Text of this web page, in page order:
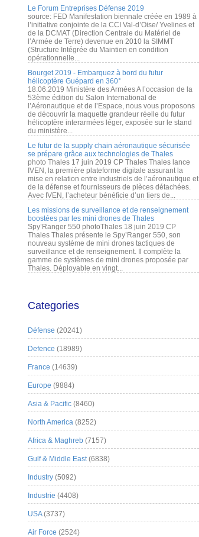
Le Forum Entreprises Défense 2019
source: FED Manifestation biennale créée en 1989 à
l’initiative conjointe de la CCI Val-d’Oise/ Yvelines et
de la DCMAT (Direction Centrale du Matériel de
l’Armée de Terre) devenue en 2010 la SIMMT
(Structure Intégrée du Maintien en condition
opérationnelle...
Bourget 2019 - Embarquez à bord du futur
hélicoptère Guépard en 360°
18.06.2019 Ministère des Armées A l’occasion de la
53ème édition du Salon International de
l’Aéronautique et de l’Espace, nous vous proposons
de découvrir la maquette grandeur réelle du futur
hélicoptère interarmées léger, exposée sur le stand
du ministère...
Le futur de la supply chain aéronautique sécurisée
se prépare grâce aux technologies de Thales
photo Thales 17 juin 2019 CP Thales Thales lance
IVEN, la première plateforme digitale assurant la
mise en relation entre industriels de l’aéronautique et
de la défense et fournisseurs de pièces détachées.
Avec IVEN, l’acheteur bénéficie d’un tiers de...
Les missions de surveillance et de renseignement
boostées par les mini drones de Thales
Spy’Ranger 550 photoThales 18 juin 2019 CP
Thales Thales présente le Spy’Ranger 550, son
nouveau système de mini drones tactiques de
surveillance et de renseignement. Il complète la
gamme de systèmes de mini drones proposée par
Thales. Déployable en vingt...
Categories
Défense (20241)
Defence (18989)
France (14639)
Europe (9884)
Asia & Pacific (8460)
North America (8252)
Africa & Maghreb (7157)
Gulf & Middle East(6838)
Industry (5092)
Industrie (4408)
USA(3737)
Air Force (2524)